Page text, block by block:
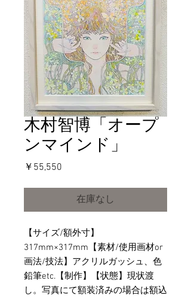
木村智博「オープ
ンマインド」
￥55,550
在庫なし
【サイズ/額外寸】
317mm×317mm【素材/使用画材or
画法/技法】アクリルガッシュ、色
鉛筆etc.【制作】【状態】現状渡
し。写真にて額装済みの場合は額込